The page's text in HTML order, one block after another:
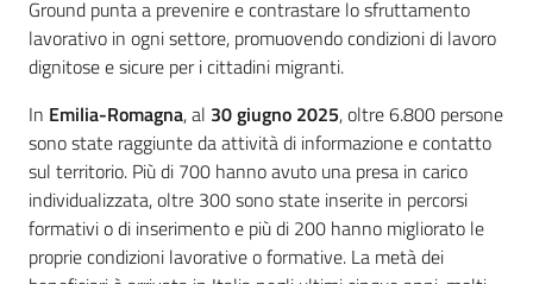
Ground punta a prevenire e contrastare lo sfruttamento
lavorativo in ogni settore, promuovendo condizioni di lavoro
dignitose e sicure per i cittadini migranti.
In Emilia-Romagna, al 30 giugno 2025, oltre 6.800 persone
sono state raggiunte da attività di informazione e contatto
sul territorio. Più di 700 hanno avuto una presa in carico
individualizzata, oltre 300 sono state inserite in percorsi
formativi o di inserimento e più di 200 hanno migliorato le
proprie condizioni lavorative o formative. La metà dei